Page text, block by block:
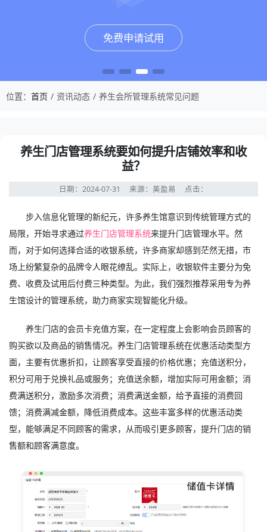
免费申请试用
免费申请试用
免费申请试用
免费申请试用
位置： 首页 资讯动态 养生会所管理系统常见问题
养生门店管理系统要如何提升店铺效率和收
益？
日期：2024-07-31 来源：美盈易 点击：
步入信息化管理的新纪元，许多养生馆意识到传统管理方式的
局限，开始寻求通过养生门店管理系统来提升门店管理水平。然
而，对于如何选择合适的收银系统，许多商家却感到茫然无措，市
场上纷繁复杂的品牌令人眼花缭乱。实际上，收银软件主要分为免
费、收费及试用后付费三种类型。为此，我们强烈推荐采用专为养
生馆设计的管理系统，助力商家实现智能化升级。
养生门店的会员卡充值方案，在一定程度上会影响会员顾客的
购买欲以及商品的销售情况。养生门店管理系统在优惠活动类型方
面，主要有优惠折扣，让顾客享受直接的价格优惠；充值送积分，
积分可用于兑换礼品或服务；充值送余额，增加实际可用金额；消
费满送积分，激励多次消费；消费满送金额，给予直接的消费回
馈；消费满减金额，降低消费成本。这些丰富多样的优惠活动类
型，能够满足不同顾客的需求，从而吸引更多顾客，提升门店的销
售额和顾客满意度。